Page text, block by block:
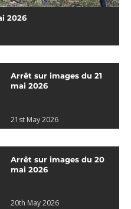
2026
Arrêt sur images du 21
mai 2026
21st May 2026
Arrêt sur images du 20
mai 2026
20th May 2026